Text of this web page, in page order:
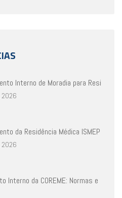
Interno de Moradia para Resi
2026
da Residência Médica ISMEP
2026
Interno da COREME: Normas e